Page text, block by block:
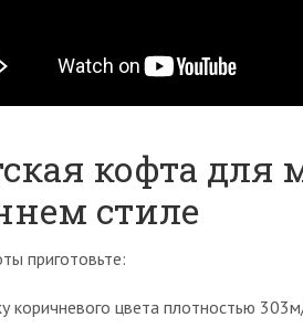
кофта для
стиле
приготовьте:
коричневого цвета плотностью